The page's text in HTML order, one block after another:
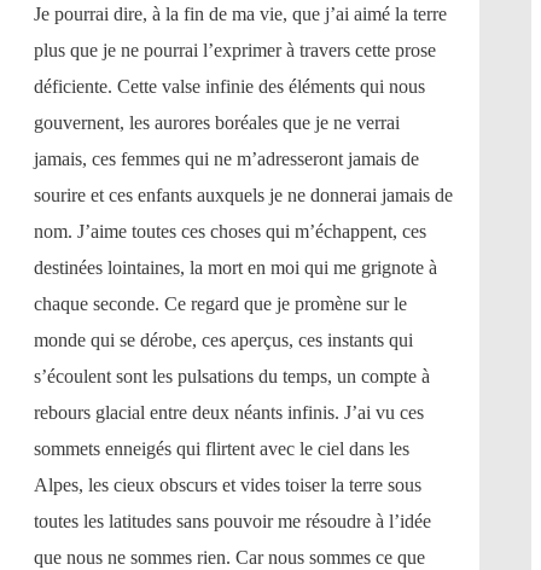
Je pourrai dire, à la fin de ma vie, que j’ai aimé la terre
plus que je ne pourrai l’exprimer à travers cette prose
déficiente. Cette valse infinie des éléments qui nous
gouvernent, les aurores boréales que je ne verrai
jamais, ces femmes qui ne m’adresseront jamais de
sourire et ces enfants auxquels je ne donnerai jamais de
nom. J’aime toutes ces choses qui m’échappent, ces
destinées lointaines, la mort en moi qui me grignote à
chaque seconde. Ce regard que je promène sur le
monde qui se dérobe, ces aperçus, ces instants qui
s’écoulent sont les pulsations du temps, un compte à
rebours glacial entre deux néants infinis. J’ai vu ces
sommets enneigés qui flirtent avec le ciel dans les
Alpes, les cieux obscurs et vides toiser la terre sous
toutes les latitudes sans pouvoir me résoudre à l’idée
que nous ne sommes rien. Car nous sommes ce que